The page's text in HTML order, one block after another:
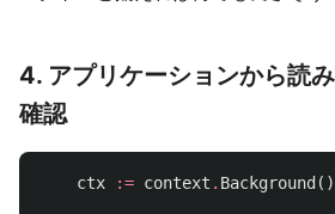
4. アプリケーションから読
確認
ctx := context . Background ()